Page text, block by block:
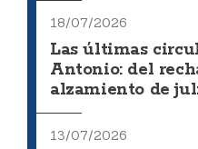
18/07/2026
Las últimas
Antonio: del
alzamiento de
13/07/2026